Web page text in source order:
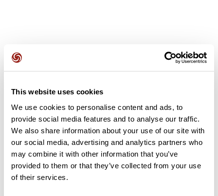
This website uses cookies
We use cookies to personalise content and ads, to
provide social media features and to analyse our traffic.
We also share information about your use of our site with
our social media, advertising and analytics partners who
may combine it with other information that you’ve
provided to them or that they’ve collected from your use
of their services.
Recensioni degli utenti
Questo percorso non contiene ancora alcuna recensione.
L'hai già effettuato? Sii il primo a inviare una recensione!
Aggiungi una recensione